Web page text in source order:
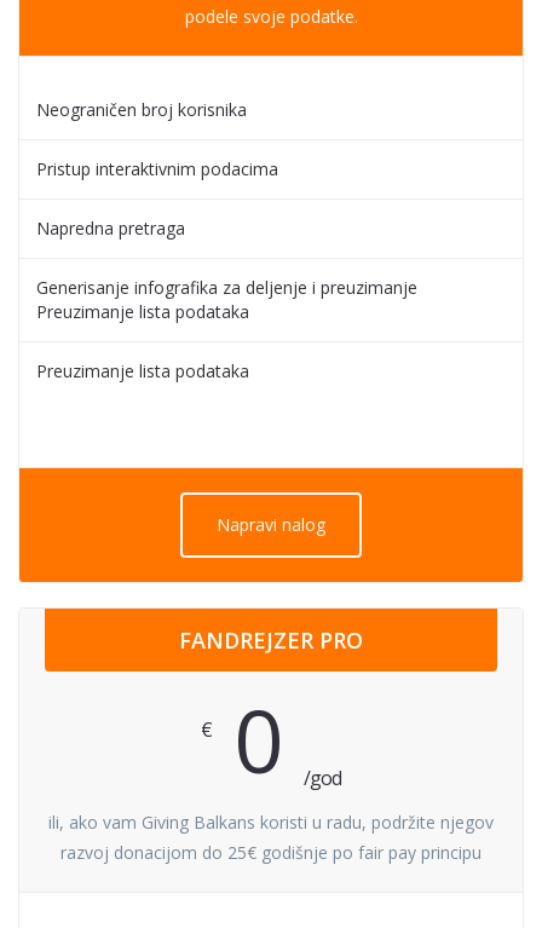
podele svoje podatke.
Neograničen broj korisnika
Pristup interaktivnim podacima
Napredna pretraga
Generisanje infografika za deljenje i preuzimanje
Preuzimanje lista podataka
Preuzimanje lista podataka
Napravi nalog
FANDREJZER PRO
€ 0 /god
ili, ako vam Giving Balkans koristi u radu, podržite njegov
razvoj donacijom do 25€ godišnje po fair pay principu